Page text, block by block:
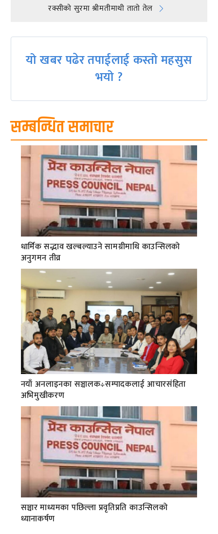
navigation
रक्सीकाे सुरमा श्रीमतीमाथी ताताे तेल
यो खबर पढेर तपाईलाई कस्तो महसुस
भयो ?
सम्बन्धित समाचार
धार्मिक सद्भाव खल्बल्याउने सामग्रीमाथि काउन्सिलको
अनुगमन तीव्र
नयाँ अनलाइनका सञ्चालक÷सम्पादकलाई आचारसंहिता
अभिमुखीकरण
सञ्चार माध्यमका पछिल्ला प्रवृतिप्रति काउन्सिलको
ध्यानाकर्षण